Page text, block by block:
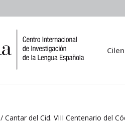
/ Cantar del Cid. VIII Centenario del